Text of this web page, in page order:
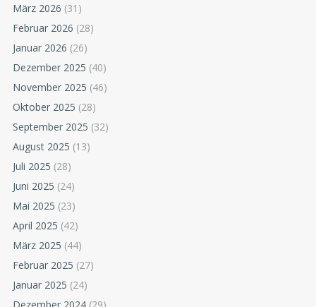
März 2026 (31)
Februar 2026 (28)
Januar 2026 (26)
Dezember 2025 (40)
November 2025 (46)
Oktober 2025 (28)
September 2025 (32)
August 2025 (13)
Juli 2025 (28)
Juni 2025 (24)
Mai 2025 (23)
April 2025 (42)
März 2025 (44)
Februar 2025 (27)
Januar 2025 (24)
Dezember 2024 (29)